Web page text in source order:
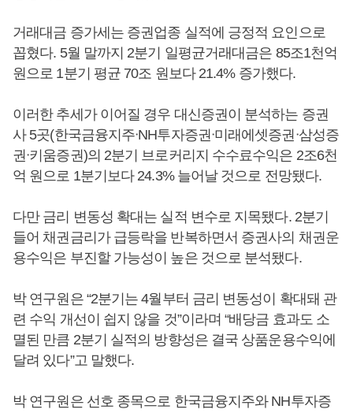
거래대금 증가세는 증권업종 실적에 긍정적 요인으로
꼽혔다. 5월 말까지 2분기 일평균거래대금은 85조1천억
원으로 1분기 평균 70조 원보다 21.4% 증가했다.
이러한 추세가 이어질 경우 대신증권이 분석하는 증권
사 5곳(한국금융지주ᐧNH투자증권ᐧ미래에셋증권ᐧ삼성증
권ᐧ키움증권)의 2분기 브로커리지 수수료수익은 2조6천
억 원으로 1분기보다 24.3% 늘어날 것으로 전망됐다.
다만 금리 변동성 확대는 실적 변수로 지목됐다. 2분기
들어 채권금리가 급등락을 반복하면서 증권사의 채권운
용수익은 부진할 가능성이 높은 것으로 분석됐다.
박 연구원은 “2분기는 4월부터 금리 변동성이 확대돼 관
련 수익 개선이 쉽지 않을 것”이라며 “배당금 효과도 소
멸된 만큼 2분기 실적의 방향성은 결국 상품운용수익에
달려 있다”고 말했다.
박 연구원은 선호 종목으로 한국금융지주와 NH투자증